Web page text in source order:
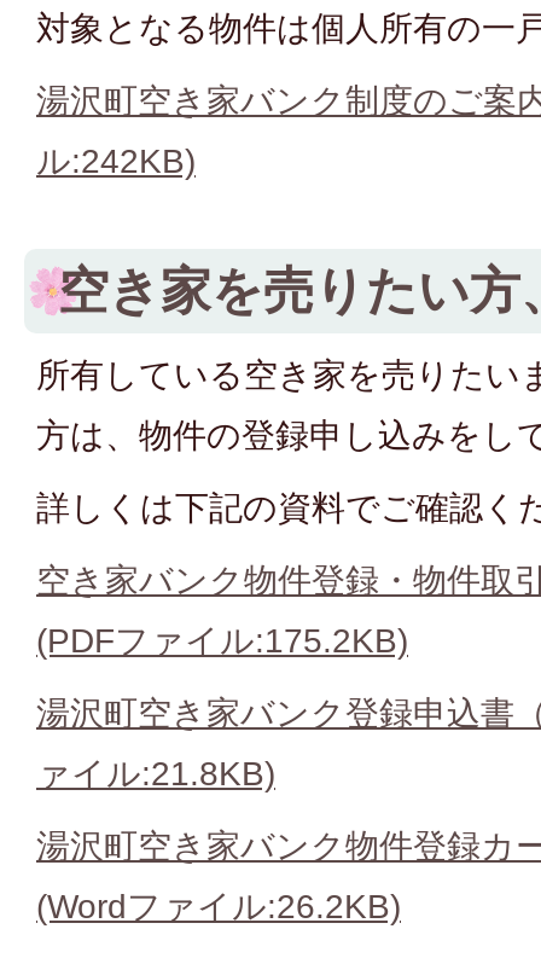
対象となる物件は個人所有の一
湯沢町空き家バンク制度のご案
ル:242KB)
空き家を売りたい方
所有している空き家を売りたい
方は、物件の登録申し込みをし
詳しくは下記の資料でご確認く
空き家バンク物件登録・物件取
(PDFファイル:175.2KB)
湯沢町空き家バンク登録申込書
ァイル:21.8KB)
湯沢町空き家バンク物件登録カ
(Wordファイル:26.2KB)